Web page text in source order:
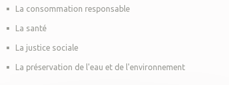
La consommation responsable
La santé
La justice sociale
La préservation de l'eau et de l'environnement